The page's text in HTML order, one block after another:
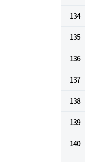
134
135
136
137
138
139
140